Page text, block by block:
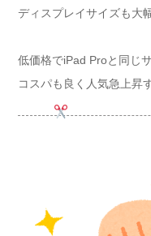
ディスプレイサイズも大
低価格でiPad Proと同じ
コスパも良く人気急上昇